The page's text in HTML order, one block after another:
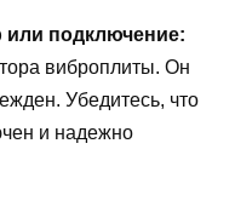
или подключение:
виброплиты. Он
Убедитесь, что
и надежно